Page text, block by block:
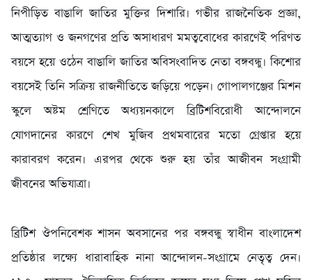
নিপীড়িত বাঙালি জাতির মুক্তির দিশারি। গভীর রাজনৈতিক প্রজ্ঞা,
আত্মত্যাগ ও জনগণের প্রতি অসাধারণ মমত্ববোধের কারণেই পরিণত
বয়সে হয়ে ওঠেন বাঙালি জাতির অবিসংবাদিত নেতা বঙ্গবন্ধু। কিশোর
বয়সেই তিনি সক্রিয় রাজনীতিতে জড়িয়ে পড়েন। গোপালগঞ্জের মিশন
স্কুলে অষ্টম শ্রেণিতে অধ্যয়নকালে ব্রিটিশবিরোধী আন্দোলনে
যোগদানের কারণে শেখ মুজিব প্রথমবারের মতো গ্রেপ্তার হয়ে
কারাবরণ করেন। এরপর থেকে শুরু হয় তাঁর আজীবন সংগ্রামী
জীবনের অভিযাত্রা।
ব্রিটিশ ঔপনিবেশক শাসন অবসানের পর বঙ্গবন্ধু স্বাধীন বাংলাদেশ
প্রতিষ্ঠার লক্ষ্যে ধারাবাহিক নানা আন্দোলন-সংগ্রামে নেতৃত্ব দেন।